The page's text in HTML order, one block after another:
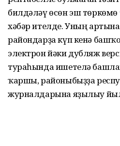
билдәләү өсөн эш
хәбәр ителде. Уның
райондарҙа күп кенә
электрон йәки дубляж
тураһында ишетелә
ҡаршы, районыбыҙҙа
журналдарына яҙылыу